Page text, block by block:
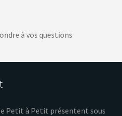
à vos questions
Petit à Petit présentent sous